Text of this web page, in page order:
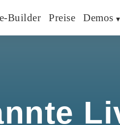
Builder Preise Demos